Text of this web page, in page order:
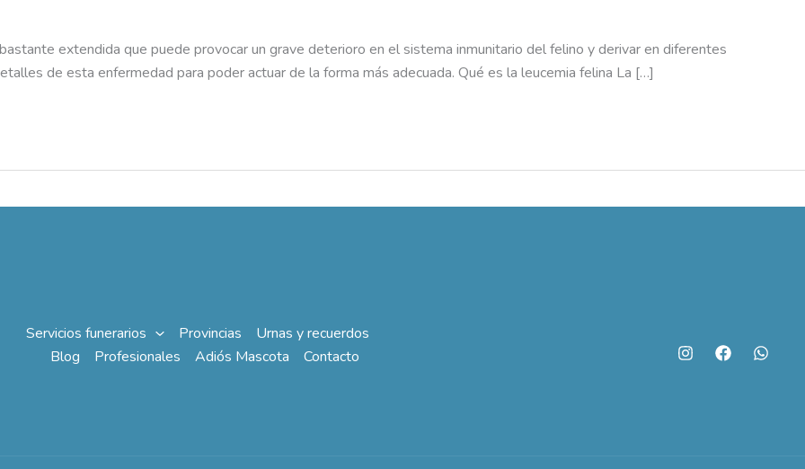
extendida que puede provocar un grave deterioro en el sistema inmunitario del felino y derivar en diferentes
de esta enfermedad para poder actuar de la forma más adecuada. Qué es la leucemia felina La […]
Servicios funerarios Provincias
Urnas y recuerdos
Blog
Profesionales Adiós Mascota Contacto